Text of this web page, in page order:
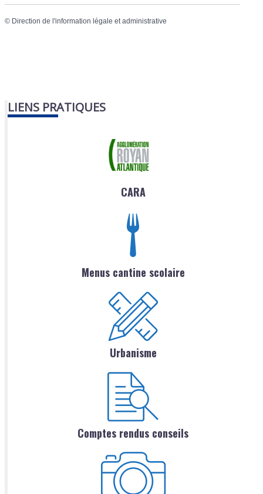
© Direction de l'information légale et administrative
LIENS PRATIQUES
CARA
Menus cantine scolaire
Urbanisme
Comptes rendus conseils